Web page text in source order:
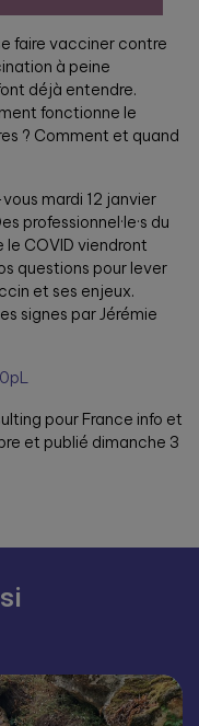
faire vacciner contre
à peine
déjà entendre.
fonctionne le
? Comment et quand
mardi 12 janvier
professionnel·le·s du
COVID viendront
questions pour lever
et ses enjeux.
signes par Jérémie
pour France info et
et publié dimanche 3